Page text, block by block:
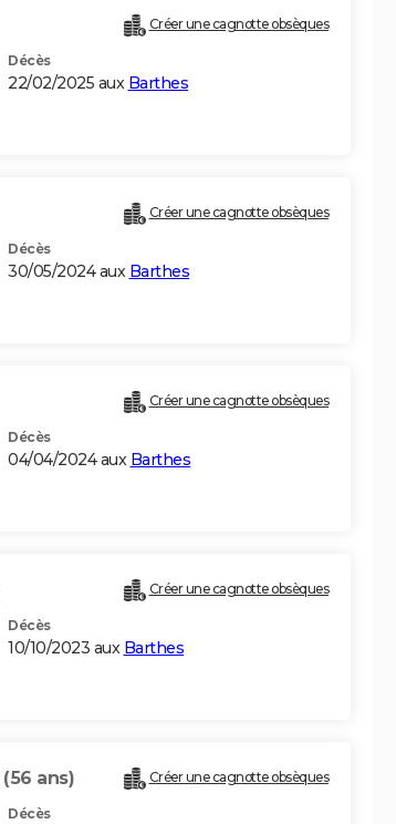
Créer une cagnotte obsèques
Décès
22/02/2025 aux Barthes
Créer une cagnotte obsèques
Décès
30/05/2024 aux Barthes
Créer une cagnotte obsèques
Décès
04/04/2024 aux Barthes
Créer une cagnotte obsèques
Décès
10/10/2023 aux Barthes
(56 ans) Créer une cagnotte obsèques
Décès